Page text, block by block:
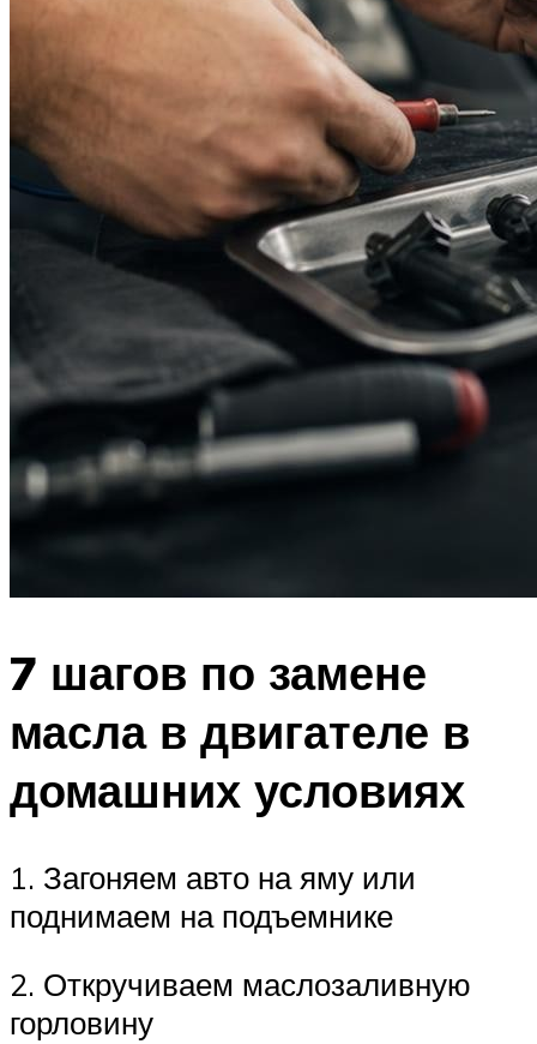
7 шагов по замене
масла в двигателе в
домашних условиях
1. Загоняем авто на яму или
поднимаем на подъемнике
2. Откручиваем маслозаливную
горловину